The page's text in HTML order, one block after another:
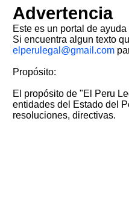
Advertencia
Este es un portal de
Si encuentra algun texto
elperulegal@gmail.com
Propósito:
El propósito de "El Peru
entidades del Estado del
resoluciones, directivas.